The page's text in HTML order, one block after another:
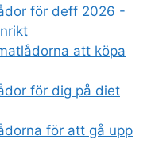
för deff 2026 -
att köpa
för dig på diet
för att gå upp